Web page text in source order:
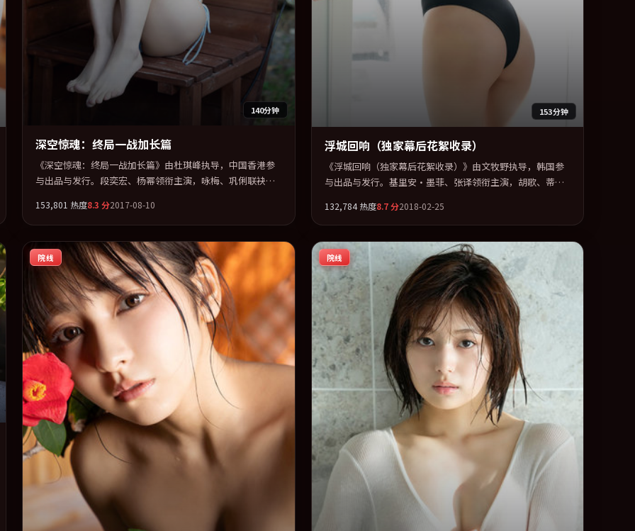
140分钟
深空惊魂：终局一战加长篇
《深空惊魂：终局一战加长篇》由杜琪峰执导，中国香港参
与出品与发行。段奕宏、杨幂领衔主演，咏梅、巩俐联袂出
「喜剧」类型为骨架，在叙事、表演与视听上力求统一。定
于 2017-01-19 在内地院线及主流平台同步亮相，2017 年度
话题片中口碑稳健，适合喜欢强情节与人物弧光的观众完整
观看。
153,801 热度8.3 分2017-08-10
153分钟
浮城回响（独家幕后花絮收录）
《浮城回响（独家幕后花絮收录）》由文牧野执导，韩国参
与出品与发行。基里安·墨菲、张译领衔主演，胡歌、蒂尔
择的漫长追问。全片以「奇幻」类型为骨架，在叙事、表演
与视听上力求统一。定于 2018-12-16 在内地院线及主流平台
同步亮相，2018 年度话题片中口碑稳健，适合喜欢强情节与
人物弧光的观众完整观看。
132,784热度8.7分2018-02-25
院线 院线